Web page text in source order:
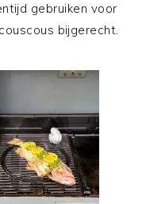
gebruiken voor
bijgerecht.